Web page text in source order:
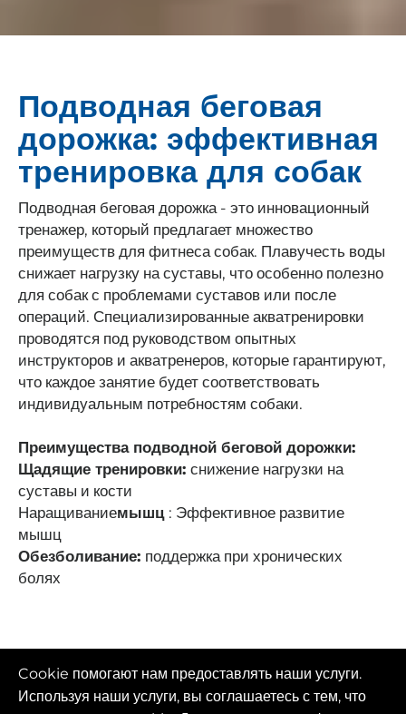
Подводная беговая
дорожка: эффективная
тренировка для собак
Подводная беговая дорожка - это инновационный
тренажер, который предлагает множество
преимуществ для фитнеса собак. Плавучесть воды
снижает нагрузку на суставы, что особенно полезно
для собак с проблемами суставов или после
операций. Специализированные акватренировки
проводятся под руководством опытных
инструкторов и акватренеров, которые гарантируют,
что каждое занятие будет соответствовать
индивидуальным потребностям собаки.
Преимущества подводной беговой дорожки:
Щадящие тренировки: снижение нагрузки на
суставы и кости
Наращиваниемышц : Эффективное развитие
мышц
Обезболивание: поддержка при хронических
болях
Cookie помогают нам предоставлять наши услуги.
Используя наши услуги, вы соглашаетесь с тем, что